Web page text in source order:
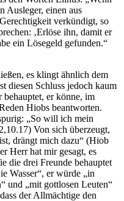
Ausleger, einen aus
verkündigt, so
‚Erlöse ihn, damit er
ein Lösegeld gefunden.“
es klingt ähnlich dem
diesen Schluss jedoch kaum
er könne, im
Hiobs beantworten.
„So will ich mein
Von sich überzeugt,
drängt mich dazu“ (Hiob
Herr hat mir gesagt, es
die drei Freunde behauptet
Wasser“, er würde „in
und „mit gottlosen Leuten“
der Allmächtige den